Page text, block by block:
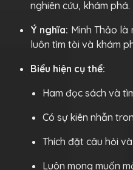
nghiên cứu, khám phá.
Ý nghĩa: Minh Thảo là
luôn tìm tòi và khám
Biểu hiện cụ thể:
Ham đọc sách và
Có sự kiên nhẫn
Thích đặt câu hỏi
Luôn mong muốn